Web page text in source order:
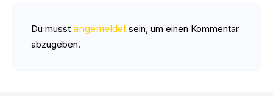
Du musst angemeldet sein, um einen Kommentar
abzugeben.